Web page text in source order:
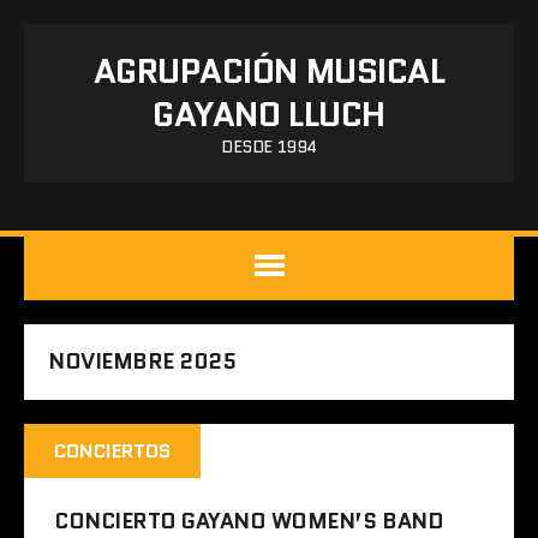
AGRUPACIÓN MUSICAL
GAYANO LLUCH
DESDE 1994
NOVIEMBRE 2025
CONCIERTOS
CONCIERTO GAYANO WOMEN’S BAND